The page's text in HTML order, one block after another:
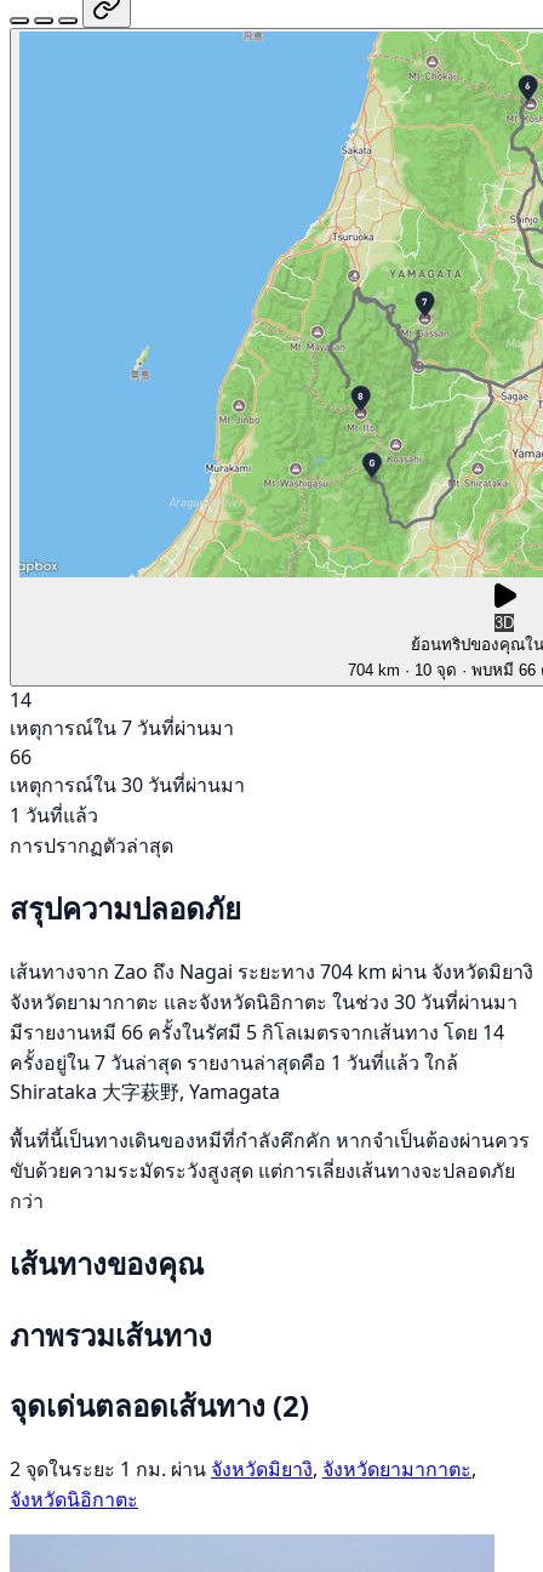
3D
ย้อนทริปของคุณใ
704 km · 10 จุด · พบหมี 66
14
เหตุการณ์ใน 7 วันที่ผ่านมา
66
เหตุการณ์ใน 30 วันที่ผ่านมา
1 วันที่แล้ว
การปรากฏตัวล่าสุด
สรุปความปลอดภัย
เส้นทางจาก Zao ถึง Nagai ระยะทาง 704 km ผ่าน จังหวัดมิยางิ
จังหวัดยามากาตะ และจังหวัดนิอิกาตะ ในช่วง 30 วันที่ผ่านมา
มีรายงานหมี 66 ครั้งในรัศมี 5 กิโลเมตรจากเส้นทาง โดย 14
ครั้งอยู่ใน 7 วันล่าสุด รายงานล่าสุดคือ 1 วันที่แล้ว ใกล้
Shirataka 大字萩野, Yamagata
พื้นที่นี้เป็นทางเดินของหมีที่กำลังคึกคัก หากจำเป็นต้องผ่านควร
ขับด้วยความระมัดระวังสูงสุด แต่การเลี่ยงเส้นทางจะปลอดภัย
กว่า
เส้นทางของคุณ
ภาพรวมเส้นทาง
จุดเด่นตลอดเส้นทาง (2)
2 จุดในระยะ 1 กม. ผ่าน จังหวัดมิยางิ, จังหวัดยามากาตะ,
จังหวัดนิอิกาตะ